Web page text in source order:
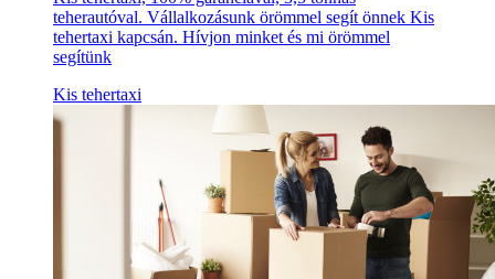
teherautóval. Vállalkozásunk örömmel segít önnek Kis
tehertaxi kapcsán. Hívjon minket és mi örömmel
segítünk
Kis tehertaxi